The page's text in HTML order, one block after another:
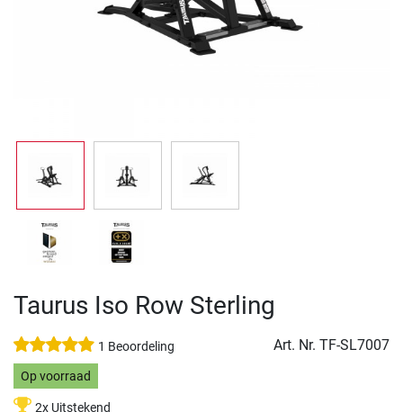
Taurus Iso Row Sterling
1 Beoordeling Art. Nr. TF-SL7007
Op voorraad
2x Uitstekend